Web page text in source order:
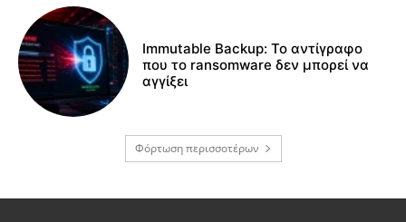
Immutable Backup: Το αντίγραφο
που το ransomware δεν μπορεί να
αγγίξει
Φόρτωση περισσοτέρων